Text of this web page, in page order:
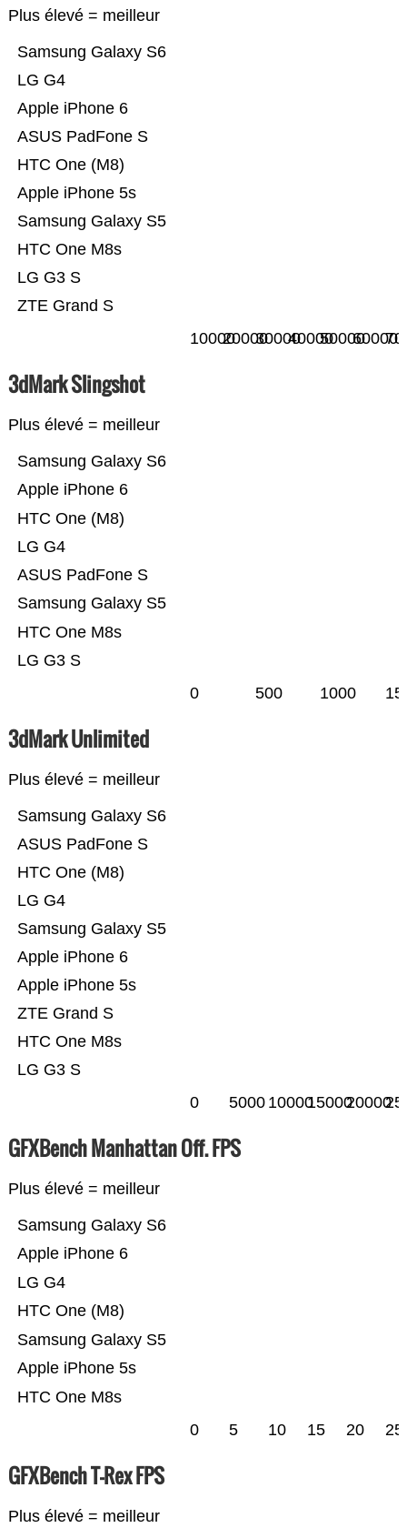
Plus élevé = meilleur
ZTE Grand S
LG G3 S
HTC One M8s
Samsung Galaxy S5
Apple iPhone 5s
HTC One (M8)
ASUS PadFone S
Apple iPhone 6
LG G4
Samsung Galaxy S6
100002000030000400005000060000
3dMark Slingshot
Plus élevé = meilleur
LG G3 S
HTC One M8s
Samsung Galaxy S5
ASUS PadFone S
LG G4
HTC One (M8)
Apple iPhone 6
Samsung Galaxy S6
0 500 1000
3dMark Unlimited
Plus élevé = meilleur
LG G3 S
HTC One M8s
ZTE Grand S
Apple iPhone 5s
Apple iPhone 6
Samsung Galaxy S5
LG G4
HTC One (M8)
ASUS PadFone S
Samsung Galaxy S6
0 5000 100001500020000
GFXBench Manhattan Off. FPS
Plus élevé = meilleur
HTC One M8s
Apple iPhone 5s
Samsung Galaxy S5
HTC One (M8)
LG G4
Apple iPhone 6
Samsung Galaxy S6
0 5 10 15 20 25
GFXBench T-Rex FPS
Plus élevé = meilleur